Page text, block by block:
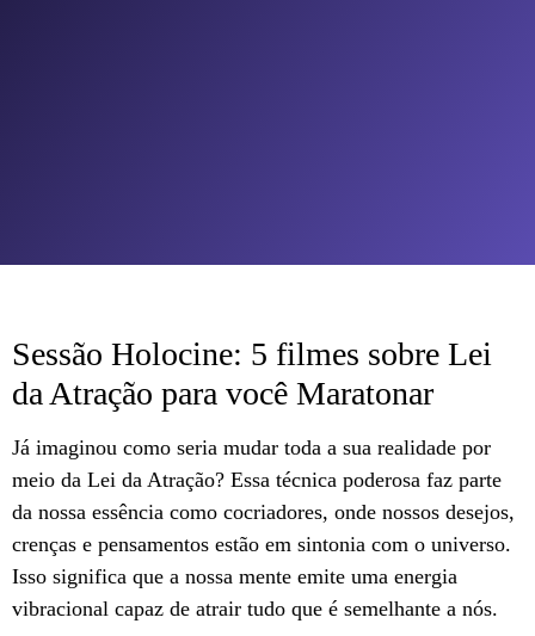
Sessão Holocine: 5 filmes sobre Lei
da Atração para você Maratonar
Já imaginou como seria mudar toda a sua realidade por
meio da Lei da Atração? Essa técnica poderosa faz parte
da nossa essência como cocriadores, onde nossos desejos,
crenças e pensamentos estão em sintonia com o universo.
Isso significa que a nossa mente emite uma energia
vibracional capaz de atrair tudo que é semelhante a nós.